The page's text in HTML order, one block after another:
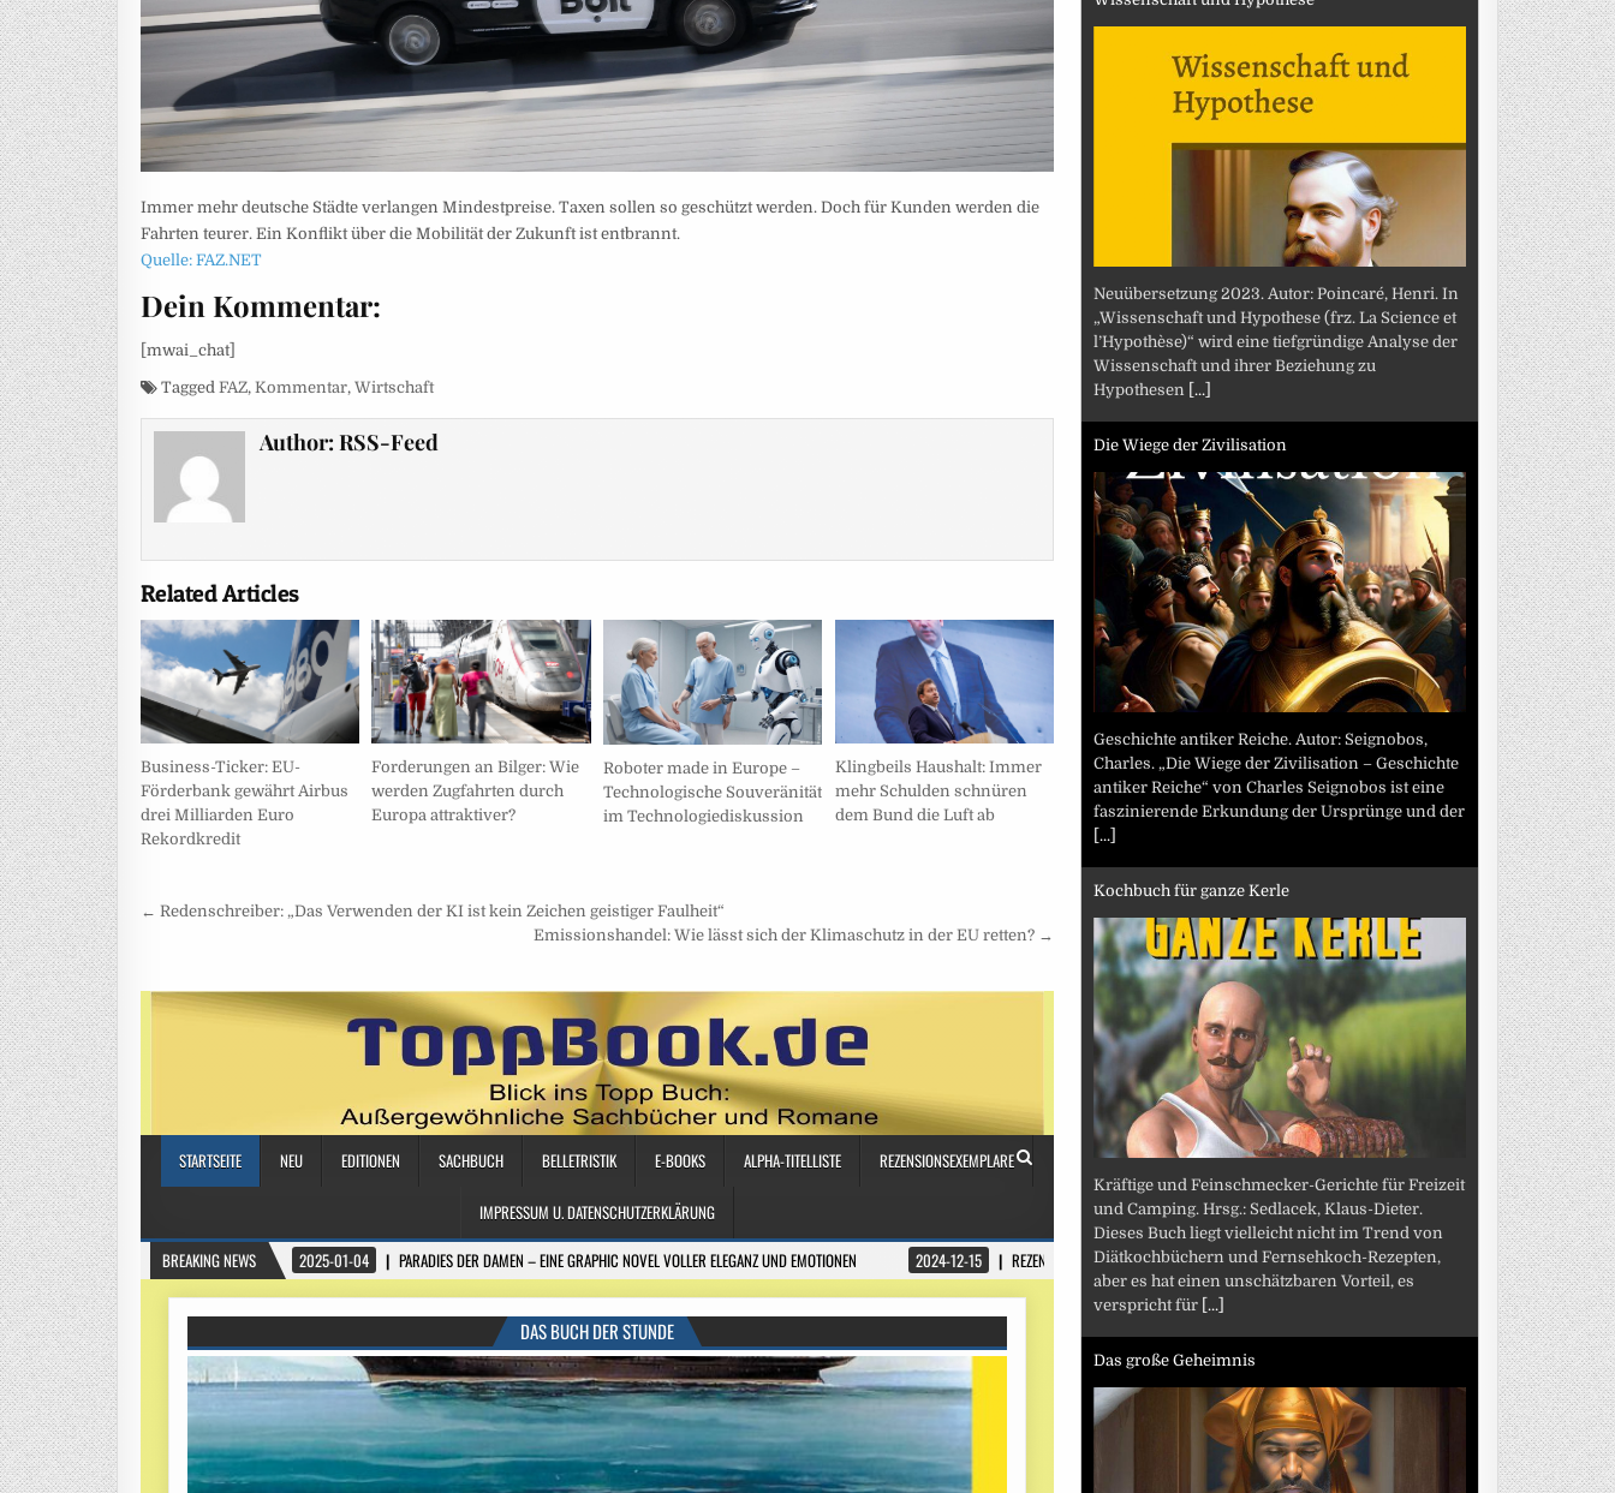
Immer mehr deutsche Städte verlangen Mindestpreise. Taxen sollen so geschützt werden. Doch für Kunden werden die
Fahrten teurer. Ein Konflikt über die Mobilität der Zukunft ist entbrannt.
Quelle: FAZ.NET
Dein Kommentar:
[mwai_chat]
Tagged FAZ, Kommentar, Wirtschaft
Author:RSS-Feed
Related Articles
Business-Ticker: EU-
Förderbank gewährt Airbus
drei Milliarden Euro
Rekordkredit
Forderungen an Bilger: Wie
werden Zugfahrten durch
Europa attraktiver?
Roboter made in Europe –
Technologische Souveränität
im Technologiediskussion
Klingbeils Haushalt: Immer
mehr Schulden schnüren
dem Bund die Luft ab
Beitragsnavigation
← Redenschreiber: „Das Verwenden der KI ist kein Zeichen geistiger Faulheit“
Emissionshandel: Wie lässt sich der Klimaschutz in der EU retten? →
Neuübersetzung 2023. Autor: Poincaré, Henri. In
„Wissenschaft und Hypothese (frz. La Science et
l’Hypothèse)“ wird eine tiefgründige Analyse der
Wissenschaft und ihrer Beziehung zu
Hypothesen [...]
Die Wiege der Zivilisation
Geschichte antiker Reiche. Autor: Seignobos,
Charles. „Die Wiege der Zivilisation – Geschichte
antiker Reiche“ von Charles Seignobos ist eine
faszinierende Erkundung der Ursprünge und der
[...]
Kochbuch für ganze Kerle
Kräftige und Feinschmecker-Gerichte für Freizeit
und Camping. Hrsg.: Sedlacek, Klaus-Dieter.
Dieses Buch liegt vielleicht nicht im Trend von
Diätkochbüchern und Fernsehkoch-Rezepten,
aber es hat einen unschätzbaren Vorteil, es
verspricht für [...]
Das große Geheimnis